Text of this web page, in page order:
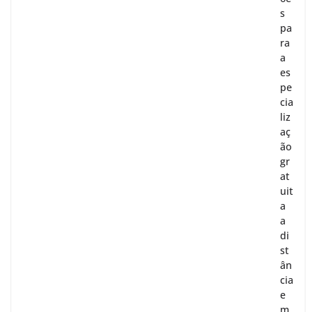
s
pa
ra
a
es
pe
cia
liz
aç
ão
gr
at
uit
a
a
di
st
ân
cia
e